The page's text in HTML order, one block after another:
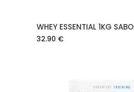
WHEY ESSENTIAL 1KG
32.90 €